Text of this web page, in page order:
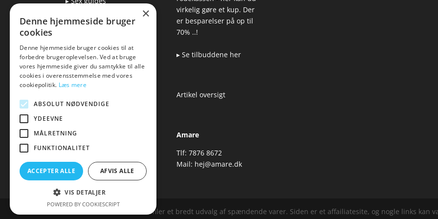
▸ Returnering
Blog
Pris, kvalitet & sexlegetøj
– hvordan hænger det
sammen?
virkelig gøre et kup. Der
er besparelser på op til
70% ..!
▸ Se tilbuddene her
Artikel oversigt
Amare
Tlf: 7876 8672
Mail: hej@amare.dk
Amare.dk er siden, der samler et bredt udvalg af spændende varer. Siden er et affailiatesite, og nogle links kan
×
Denne hjemmeside bruger
cookies
Denne hjemmeside bruger cookies til at
forbedre brugeroplevelsen. Ved at bruge
vores hjemmeside giver du samtykke til alle
cookies i overensstemmelse med vores
cookiepolitik. Læs mere
ABSOLUT NØDVENDIGE
YDEEVNE
MÅLRETNING
FUNKTIONALITET
ACCEPTER ALLE AFVIS ALLE
VIS DETALJER
POWERED BY COOKIESCRIPT